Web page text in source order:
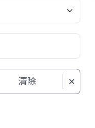
清除